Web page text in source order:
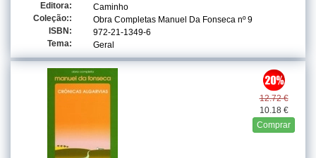
Editora:
Caminho
Coleção::
Obra Completas Manuel Da Fonseca nº 9
ISBN:
972-21-1349-6
Tema:
Geral
12.72 €
10.18 €
Comprar